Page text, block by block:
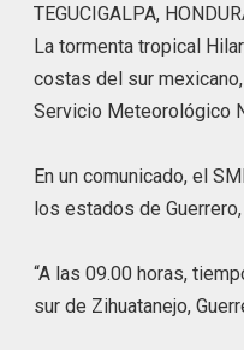
TEGUCIGALPA,
La tormenta tropical
costas del sur
Servicio Meteorológico
En un comunicado, el
los estados de
“A las 09.00 horas,
sur de Zihuatanejo,